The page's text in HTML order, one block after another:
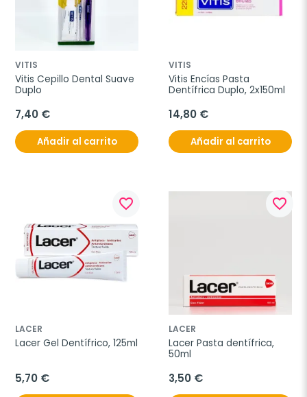
VITIS
Vitis Cepillo Dental Suave
Duplo
7,40 €
Añadir al carrito
VITIS
Vitis Encías Pasta
Dentífrica Duplo, 2x150ml
14,80 €
Añadir al carrito
favorite_border
LACER
Lacer Gel Dentífrico, 125ml
5,70 €
favorite_border
LACER
Lacer Pasta dentífrica,
50ml
3,50 €